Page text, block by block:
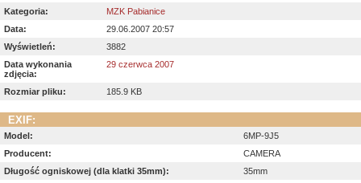
Kategoria:
MZK Pabianice
Data:
29.06.2007 20:57
Wyświetleń:
3882
Data wykonania
zdjęcia:
29 czerwca 2007
Rozmiar pliku: 185.9 KB
EXIF:
Model:
6MP-9J5
Producent:
CAMERA
Długość ogniskowej (dla klatki 35mm):
35mm